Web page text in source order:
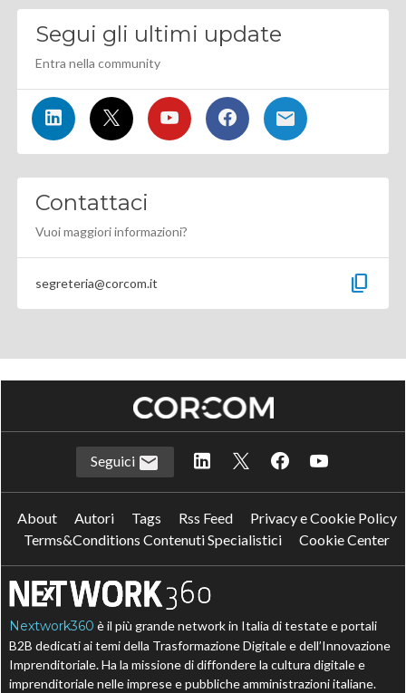
Segui gli ultimi update
Entra nella community
Contattaci
Vuoi maggiori informazioni?
segreteria@corcom.it content_copy
Seguici
About Autori Tags Rss Feed
Privacy e Cookie Policy
Terms&Conditions Contenuti Specialistici
Cookie Center
Nextwork360 è il più grande network in Italia di testate e portali
B2B dedicati ai temi della Trasformazione Digitale e dell’Innovazione
Imprenditoriale. Ha la missione di diffondere la cultura digitale e
imprenditoriale nelle imprese e pubbliche amministrazioni italiane.